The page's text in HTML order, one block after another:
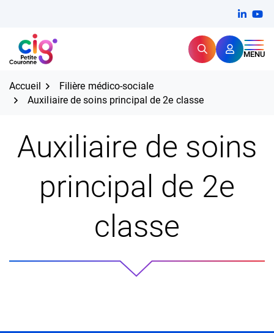
contenu
CIG Petite Couronne RechercherMENU
Expertise et proximité pour
Accueil
Filière médico-sociale
Auxiliaire de soins principal de 2e classe
Auxiliaire de soins
principal de 2e
classe